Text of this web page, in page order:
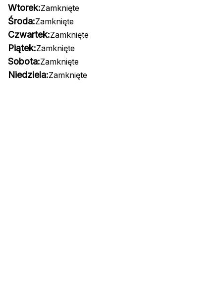
Wtorek:Zamknięte
Środa:Zamknięte
Czwartek:Zamknięte
Piątek:Zamknięte
Sobota:Zamknięte
Niedziela:Zamknięte